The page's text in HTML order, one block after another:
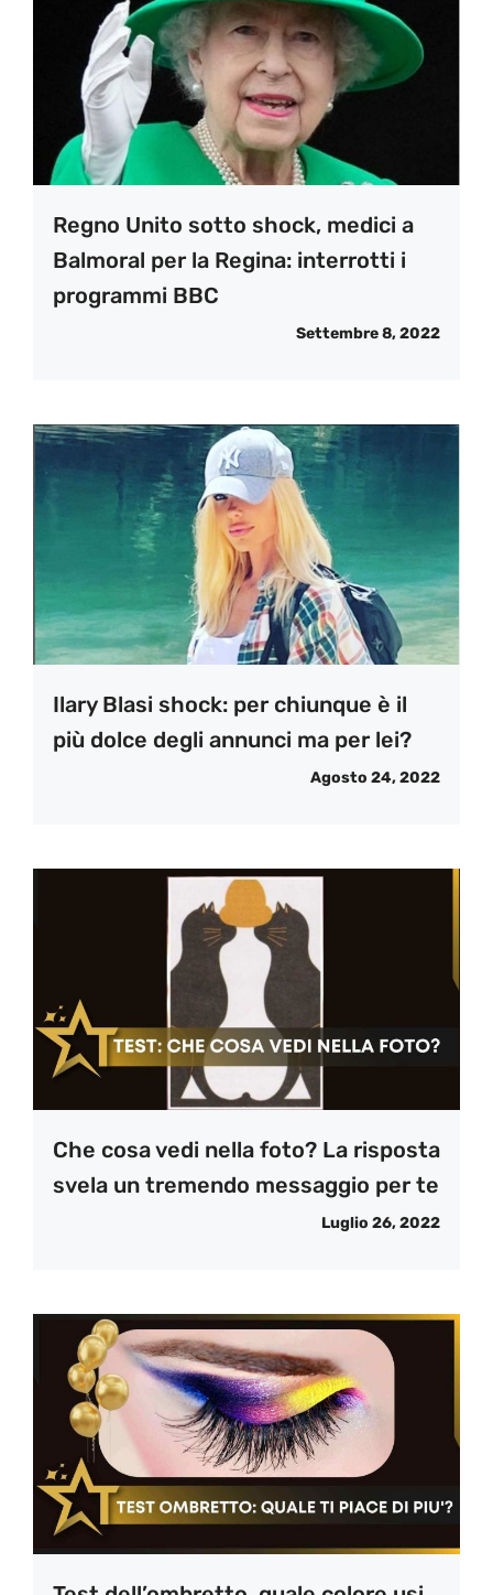
Regno Unito sotto shock, medici a
Balmoral per la Regina: interrotti i
programmi BBC
Settembre 8, 2022
Ilary Blasi shock: per chiunque è il
più dolce degli annunci ma per lei?
Agosto 24, 2022
Che cosa vedi nella foto? La risposta
svela un tremendo messaggio per te
Luglio 26, 2022